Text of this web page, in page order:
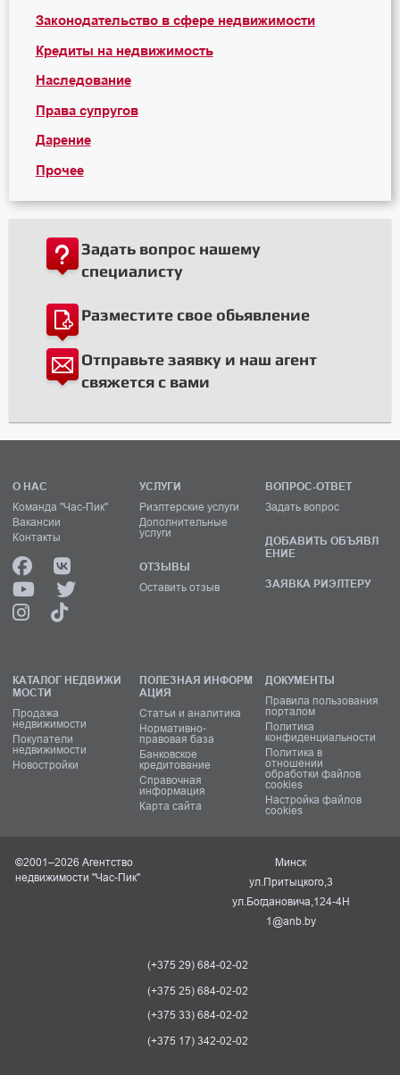
Законодательство в сфере недвижимости
Кредиты на недвижимость
Наследование
Права супругов
Дарение
Прочее
Задать вопрос нашему
специалисту
Разместите свое обьявление
Отправьте заявку и наш агент
свяжется с вами
О НАС
Команда "Час-Пик"
Вакансии
Контакты
УСЛУГИ
Риэлтерские услуги
Дополнительные
услуги
ОТЗЫВЫ
Оставить отзыв
ВОПРОС-ОТВЕТ
Задать вопрос
ДОБАВИТЬ ОБЪЯВЛ
ЕНИЕ
ЗАЯВКА РИЭЛТЕРУ
КАТАЛОГ НЕДВИЖИ
МОСТИ
Продажа
недвижимости
Покупатели
недвижимости
Новостройки
ПОЛЕЗНАЯ ИНФОРМ
АЦИЯ
Статьи и аналитика
Нормативно-
правовая база
Банковское
кредитование
Справочная
информация
Карта сайта
ДОКУМЕНТЫ
Правила пользования
порталом
Политика
конфиденциальности
Политика в
отношении
обработки файлов
cookies
Настройка файлов
cookies
©2001–2026 Агентство
недвижимости "Час-Пик"
Минск
ул.Притыцкого,3
ул.Богдановича,124-4Н
1@anb.by
(+375 29) 684-02-02
(+375 25) 684-02-02
(+375 33) 684-02-02
(+375 17) 342-02-02